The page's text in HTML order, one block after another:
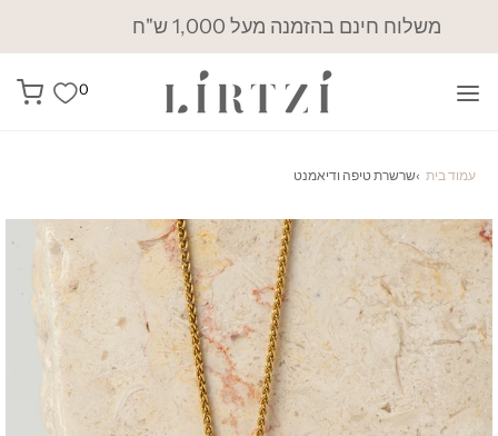
משלוח חינם בהזמנה מעל 1,000 ש"ח
0
עמוד בית ›שרשרת טיפה ודיאמנט